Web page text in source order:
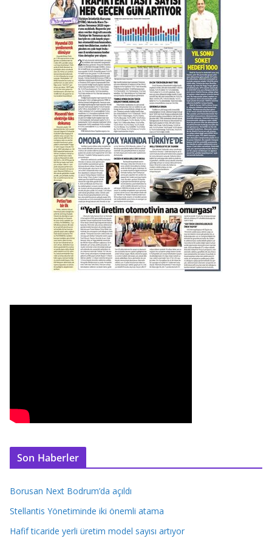
Son Haberler
Borusan Next Bodrum’da açıldı
Stellantis Yönetiminde iki önemli atama
Hafif ticaride yerli üretim model sayısı artıyor